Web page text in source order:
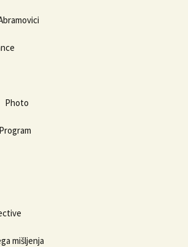
Photo
Program
mišljenja